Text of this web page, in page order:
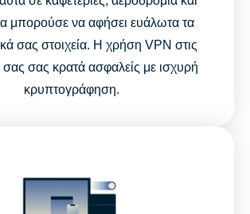
μπορούσε να αφήσει ευάλωτα τα
σας στοιχεία. Η χρήση VPN στις
σας κρατά ασφαλείς με ισχυρή
κρυπτογράφηση.